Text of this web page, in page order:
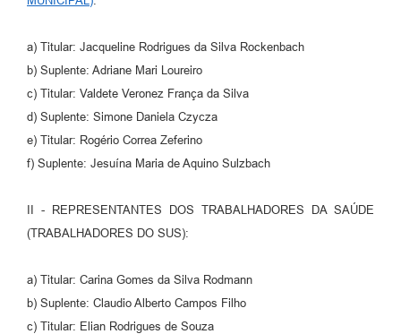
a) Titular: Jacqueline Rodrigues da Silva Rockenbach
b) Suplente: Adriane Mari Loureiro
c) Titular: Valdete Veronez França da Silva
d) Suplente: Simone Daniela Czycza
e) Titular: Rogério Correa Zeferino
f) Suplente: Jesuína Maria de Aquino Sulzbach
II - REPRESENTANTES DOS TRABALHADORES DA SAÚDE
(TRABALHADORES DO SUS):
a) Titular: Carina Gomes da Silva Rodmann
b) Suplente: Claudio Alberto Campos Filho
c) Titular: Elian Rodrigues de Souza